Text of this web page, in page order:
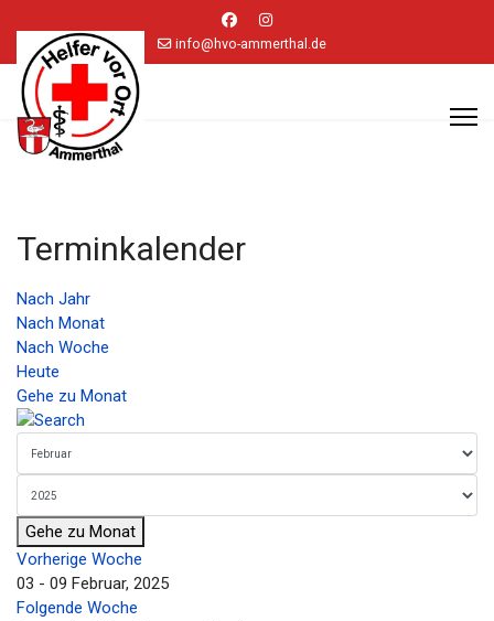
info@hvo-ammerthal.de
Terminkalender
Nach Jahr
Nach Monat
Nach Woche
Heute
Gehe zu Monat
Gehe zu Monat
Vorherige Woche
03 - 09 Februar, 2025
Folgende Woche